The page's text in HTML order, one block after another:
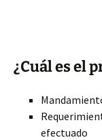
¿Cuál es el
efectuado